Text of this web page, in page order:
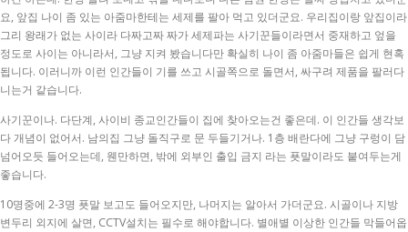
요, 앞집 나이 좀 있는 아줌마한테는 세제를 팔아 먹고 있더군요. 우리집이랑 앞집이라
그리 왕래가 없는 사이라 다짜고짜 짜가 세제파는 사기꾼들이라면서 중재하고 엎을
정도로 사이는 아니라서, 그냥 지켜 봤습니다만 확실히 나이 좀 아줌마들은 쉽게 현혹
됩니다. 이러니까 이런 인간들이 기를 쓰고 시골쪽으로 돌면서, 싸구려 제품을 팔러다
니는거 같습니다.
사기꾼이나. 다단계, 사이비 종교인간들이 집에 찾아오는건 좋은데. 이 인간들 생각보
다 개념이 없어서. 남의집 그냥 돌직구로 문 두들기거나. 1층 배란다에 그냥 구렁이 담
넘어오듯 들어오는데, 웬만하면, 밖에 외부인 출입 금지 라는 푯말이라도 붙여두는게
좋습니다.
10명중에 2-3명 푯말 보고도 들어오지만, 나머지는 알아서 가더군요. 시골이나 지방
변두리 외지에 살면, CCTV설치는 필수로 해야합니다. 별애별 이상한 인간들 막들어옵